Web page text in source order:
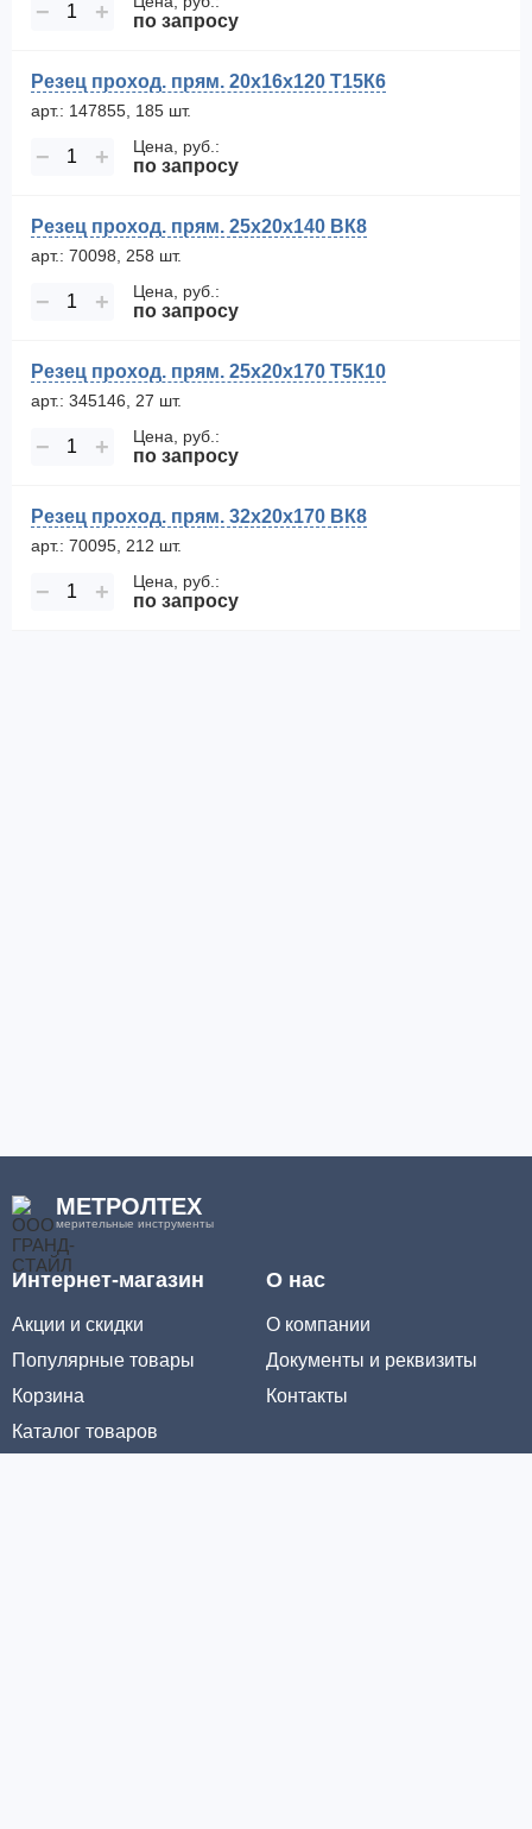
− + по запросу
Резец проход. прям. 20х16х120 Т15К6
арт.: 147855, 185 шт.
− + Цена, руб.:
по запросу
Резец проход. прям. 25х20х140 ВК8
арт.: 70098, 258 шт.
− + Цена, руб.:
по запросу
Резец проход. прям. 25х20х170 Т5К10
арт.: 345146, 27 шт.
− + Цена, руб.:
по запросу
Резец проход. прям. 32х20х170 ВК8
арт.: 70095, 212 шт.
− + Цена, руб.:
по запросу
МЕТРОЛТЕХ
мерительные инструменты
Интернет-магазин
Акции и скидки
Популярные товары
Корзина
Каталог товаров
О нас
О компании
Документы и реквизиты
Контакты